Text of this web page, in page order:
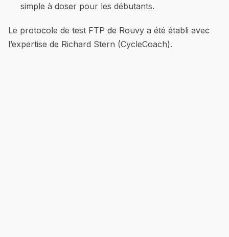
simple à doser pour les débutants.
Le protocole de test FTP de Rouvy a été établi avec
l’expertise de Richard Stern (CycleCoach).